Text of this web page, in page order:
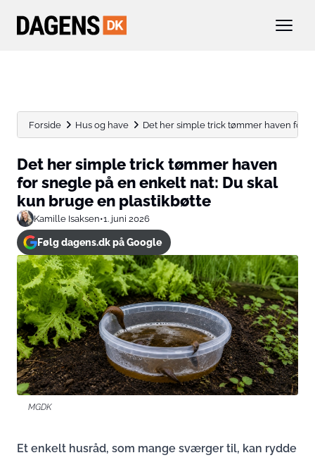
Forside Hus og have Det her simple trick tømmer haven for
Det her simple trick tømmer haven
for snegle på en enkelt nat: Du skal
kun bruge en plastikbøtte
Kamille Isaksen•1. juni 2026
Følg dagens.dk på Google
MGDK
Et enkelt husråd, som mange sværger til, kan rydde